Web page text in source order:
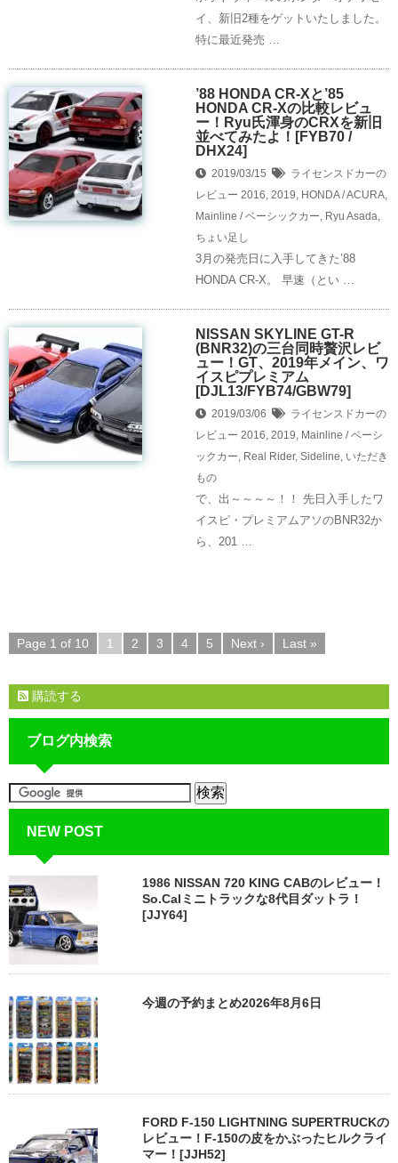
イ、新旧2種をゲットいたしました。
特に最近発売 …
’88 HONDA CR-Xと’85
HONDA CR-Xの比較レビュ
ー！Ryu氏渾身のCRXを新旧
並べてみたよ！[FYB70 /
DHX24]
2019/03/15
ライセンスドカーの
レビュー 2016, 2019, HONDA / ACURA,
Mainline / ベーシックカー, Ryu Asada,
ちょい足し
3月の発売日に入手してきた’88
HONDA CR-X。 早速（とい …
NISSAN SKYLINE GT-R
(BNR32)の三台同時贅沢レビ
ュー！GT、2019年メイン、ワ
イスピプレミアム
[DJL13/FYB74/GBW79]
2019/03/06
ライセンスドカーの
レビュー 2016, 2019, Mainline / ベーシ
ックカー, Real Rider, Sideline, いただき
もの
で、出～～～～！！ 先日入手したワ
イスピ・プレミアムアソのBNR32か
ら、201 …
Page 1 of 10 1 2 3 4 5 Next › Last »
購読する
ブログ内検索
NEW POST
1986 NISSAN 720 KING CABのレビュー！
So.Calミニトラックな8代目ダットラ！
[JJY64]
今週の予約まとめ2026年8月6日
FORD F-150 LIGHTNING SUPERTRUCKの
レビュー！F-150の皮をかぶったヒルクライ
マー！[JJH52]